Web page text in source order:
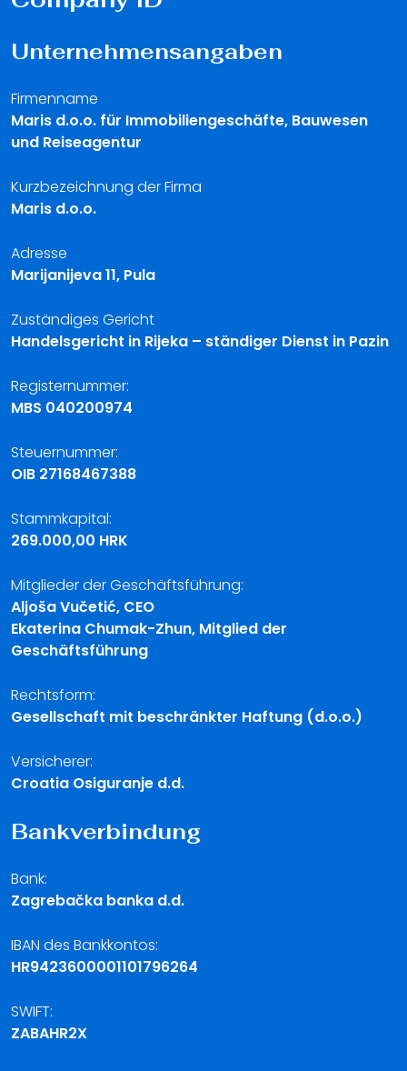
Unternehmensangaben
Firmenname
Maris d.o.o. für Immobiliengeschäfte, Bauwesen
und Reiseagentur
Kurzbezeichnung der Firma
Maris d.o.o.
Adresse
Marijanijeva 11, Pula
Zuständiges Gericht
Handelsgericht in Rijeka – ständiger Dienst in Pazin
Registernummer:
MBS 040200974
Steuernummer:
OIB 27168467388
Stammkapital:
269.000,00 HRK
Mitglieder der Geschäftsführung:
Aljoša Vučetić, CEO
Ekaterina Chumak-Zhun, Mitglied der
Geschäftsführung
Rechtsform:
Gesellschaft mit beschränkter Haftung (d.o.o.)
Versicherer:
Croatia Osiguranje d.d.
Bankverbindung
Bank:
Zagrebačka banka d.d.
IBAN des Bankkontos:
HR9423600001101796264
SWIFT:
ZABAHR2X